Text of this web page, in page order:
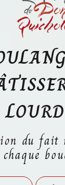
du fait
chaque